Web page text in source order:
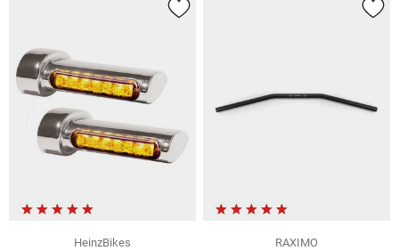
HeinzBikes
RAXIMO